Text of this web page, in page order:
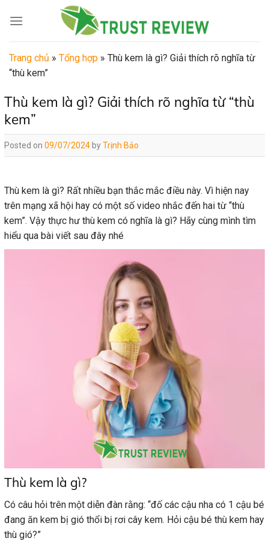
Trang chủ » Tổng hợp » Thù kem là gì? Giải thích rõ nghĩa từ
“thù kem”
Thù kem là gì? Giải thích rõ nghĩa từ “thù
kem”
Posted on 09/07/2024 byTrịnh Bảo
Thù kem là gì? Rất nhiều bạn thắc mắc điều này. Vì hiện nay
trên mạng xã hội hay có một số video nhắc đến hai từ “thù
kem”. Vậy thực hư thù kem có nghĩa là gì? Hãy cùng mình tìm
hiểu qua bài viết sau đây nhé
Thù kem là gì?
Có câu hỏi trên một diễn đàn rằng: “đố các cậu nha có 1 cậu bé
đang ăn kem bị gió thổi bị rơi cây kem. Hỏi cậu bé thù kem hay
thù gió?”